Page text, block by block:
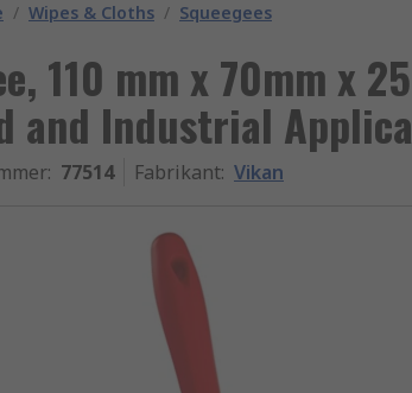
/ Wipes & Cloths / Squeegees
110 mm x 70mm x
and Industrial
: 77514 Fabrikant: Vikan